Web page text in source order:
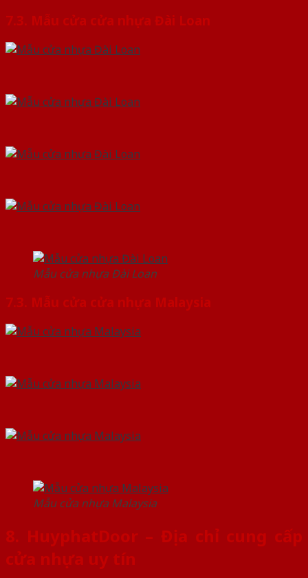
7.3. Mẫu cửa cửa nhựa Đài Loan
Mẫu cửa nhựa Đài Loan
7.3. Mẫu cửa cửa nhựa Malaysia
Mẫu cửa nhựa Malaysia
8. HuyphatDoor – Địa chỉ cung cấp
cửa nhựa uy tín